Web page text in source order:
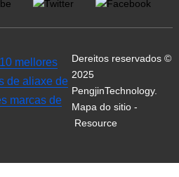
mellores
de aliaxe de
marcas de
Dereitos reservados ©
2025
PengjinTechnology.
Mapa do sitio-
Resource